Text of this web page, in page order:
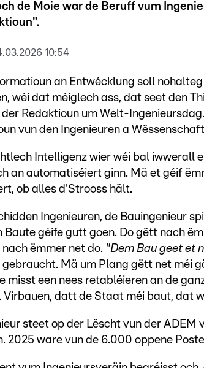
de Moie war de Beruff vum
10:54
an Entwécklung soll nohalteg
wéi dat méiglech ass, dat seet den
der Redaktioun um Welt-
vun den Ingenieuren a
Intelligenz wier wéi bal iwwerall
an automatiséiert ginn. Mä et géif
ob alles d'Strooss hält.
Ingenieuren, de Bauingenieur
Baute géife gutt goen. Do gëtt nach
ëmmer net do. "Dem Bau geet et
Mä um Plang gëtt net méi
misst een nees retabléieren an de
Virbauen, datt de Staat méi baut, dat
steet op der Lëscht vun der
2025 ware vun de 6.000 oppene